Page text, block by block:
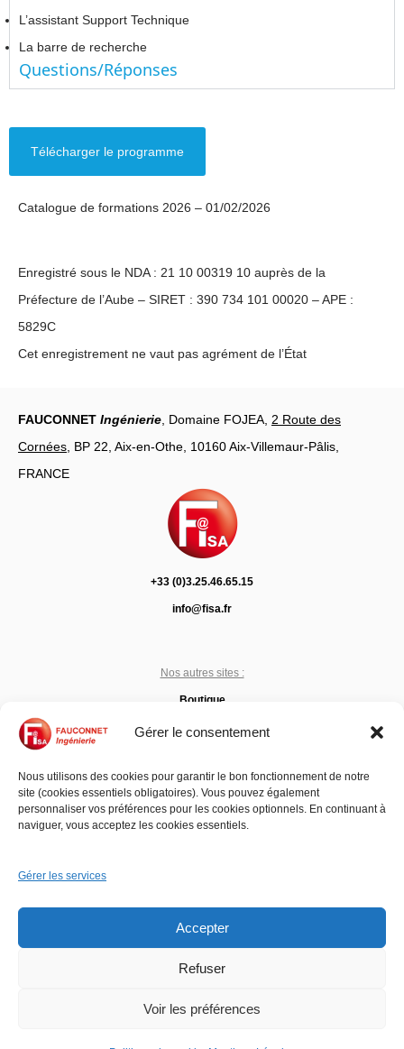
Gérer le consentement
Nous utilisons des cookies pour garantir le bon fonctionnement de notre
site (cookies essentiels obligatoires). Vous pouvez également
personnaliser vos préférences pour les cookies optionnels. En continuant à
naviguer, vous acceptez les cookies essentiels.
Gérer les services
Accepter
Refuser
Voir les préférences
L’assistant Support Technique
La barre de recherche
Questions/Réponses
Télécharger le programme
Catalogue de formations 2026 – 01/02/2026
Enregistré sous le NDA : 21 10 00319 10 auprès de la
Préfecture de l’Aube – SIRET : 390 734 101 00020 – APE :
5829C
Cet enregistrement ne vaut pas agrément de l’État
FAUCONNET Ingénierie , Domaine FOJEA, 2 Route des
Cornées , BP 22, Aix-en-Othe, 10160 Aix-Villemaur-Pâlis,
FRANCE
+33 (0)3.25.46.65.15
info@fisa.fr
Nos autres sites :
Boutique
Support
Assistance :
Contactez nous
Mentions légales